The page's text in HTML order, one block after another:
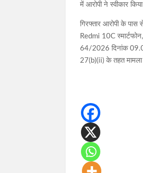
में आरोपी ने स्वीकार
गिरफ्तार आरोपी के
Redmi 10C
64/2026 दिनांक
27(b)(ii) के तहत मामला